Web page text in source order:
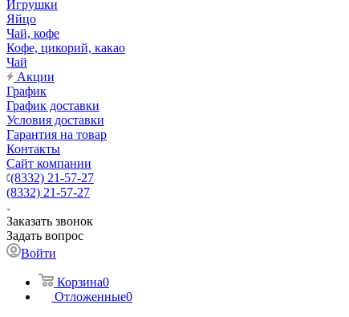
Игрушки
Яйцо
Чай, кофе
Кофе, цикорий, какао
Чай
Акции
График
График доставки
Условия доставки
Гарантия на товар
Контакты
Сайт компании
(8332) 21-57-27
(8332) 21-57-27
Заказать звонок
Задать вопрос
Войти
Корзина0
Отложенные0